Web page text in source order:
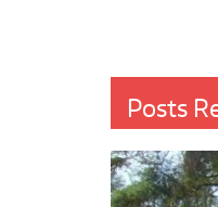
Posts